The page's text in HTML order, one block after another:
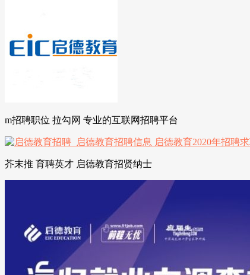
m招聘职位 拉勾网 专业的互联网招聘平台
芥末推 育聘英才 启德教育招贤纳士